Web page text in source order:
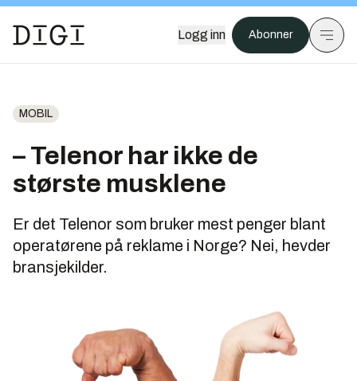
Logg inn Abonner
MOBIL
– Telenor har ikke de
største musklene
Er det Telenor som bruker mest penger blant
operatørene på reklame i Norge? Nei, hevder
bransjekilder.